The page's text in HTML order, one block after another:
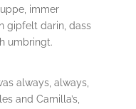
immer
gipfelt darin, dass
umbringt.
always, always,
and Camilla’s,